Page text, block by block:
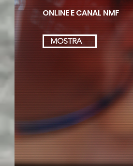
ONLINE E CANAL NMF
MOSTRA